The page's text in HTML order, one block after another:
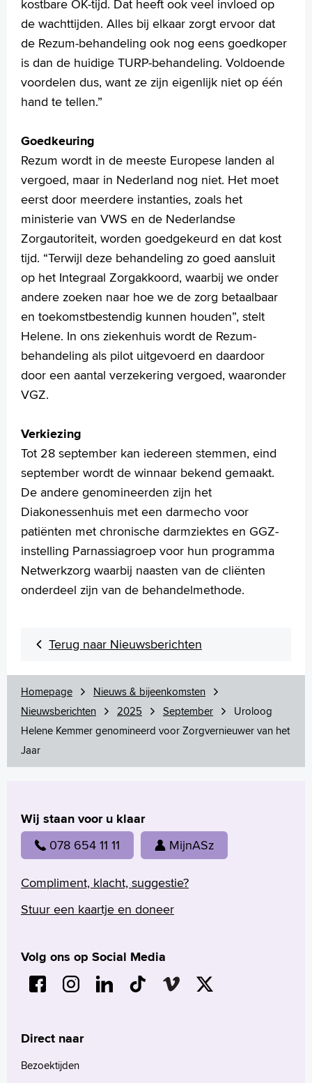
kostbare OK-tijd. Dat heeft ook veel invloed op
de wachttijden. Alles bij elkaar zorgt ervoor dat
de Rezum-behandeling ook nog eens goedkoper
is dan de huidige TURP-behandeling. Voldoende
voordelen dus, want ze zijn eigenlijk niet op één
hand te tellen.”
Goedkeuring
Rezum wordt in de meeste Europese landen al
vergoed, maar in Nederland nog niet. Het moet
eerst door meerdere instanties, zoals het
ministerie van VWS en de Nederlandse
Zorgautoriteit, worden goedgekeurd en dat kost
tijd. “Terwijl deze behandeling zo goed aansluit
op het Integraal Zorgakkoord, waarbij we onder
andere zoeken naar hoe we de zorg betaalbaar
en toekomstbestendig kunnen houden”, stelt
Helene. In ons ziekenhuis wordt de Rezum-
behandeling als pilot uitgevoerd en daardoor
door een aantal verzekering vergoed, waaronder
VGZ.
Verkiezing
Tot 28 september kan iedereen stemmen, eind
september wordt de winnaar bekend gemaakt.
De andere genomineerden zijn het
Diakonessenhuis met een darmecho voor
patiënten met chronische darmziektes en GGZ-
instelling Parnassiagroep voor hun programma
Netwerkzorg waarbij naasten van de cliënten
onderdeel zijn van de behandelmethode.
Terug naar Nieuwsberichten
Homepage
Nieuws & bijeenkomsten
Nieuwsberichten
2025 September
Uroloog
Helene Kemmer genomineerd voor Zorgvernieuwer van het
Jaar
Wij staan voor u klaar
078 654 11 11 MijnASz
Compliment, klacht, suggestie?
Stuur een kaartje en doneer
Volg ons op Social Media
Direct naar
Bezoektijden